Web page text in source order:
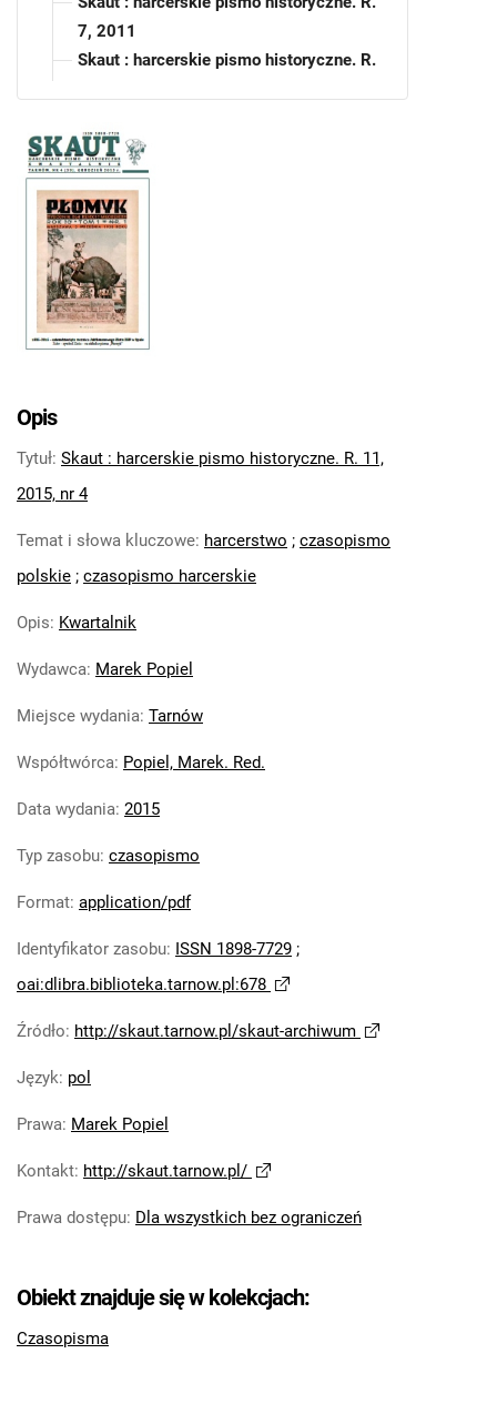
7, 2011
Skaut : harcerskie pismo historyczne. R.
9, 2013
Skaut : harcerskie pismo historyczne. R.
10, 2014
Skaut : harcerskie pismo historyczne. R.
11, 2015
Skaut : harcerskie pismo historyczne.
R. 11, 2015, nr 1
Skaut : harcerskie pismo historyczne.
Skaut : harcerskie pismo historyczne. R.
12, 2016
2017
Skaut : harcerskie pismo historyczne. R.
Skaut : harcerskie pismo historyczne. R.
15, 2019
Skaut. 2021
Skaut. 2022
Skaut. 2024
Skaut. 2026
Opis
Tytuł: Skaut : harcerskie pismo historyczne. R. 11,
2015, nr 4
Temat i słowa kluczowe: harcerstwo ; czasopismo
polskie ; czasopismo harcerskie
Opis: Kwartalnik
Wydawca: Marek Popiel
Miejsce wydania: Tarnów
Współtwórca: Popiel, Marek. Red.
Data wydania: 2015
Typ zasobu: czasopismo
Format: application/pdf
Identyfikator zasobu: ISSN 1898-7729 ;
oai:dlibra.biblioteka.tarnow.pl:678
Źródło: http://skaut.tarnow.pl/skaut-archiwum
Język: pol
Prawa: Marek Popiel
Kontakt: http://skaut.tarnow.pl/
Prawa dostępu: Dla wszystkich bez ograniczeń
Obiekt znajduje się w kolekcjach:
Czasopisma